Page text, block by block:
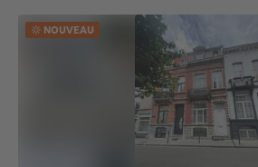
NOUVEAU